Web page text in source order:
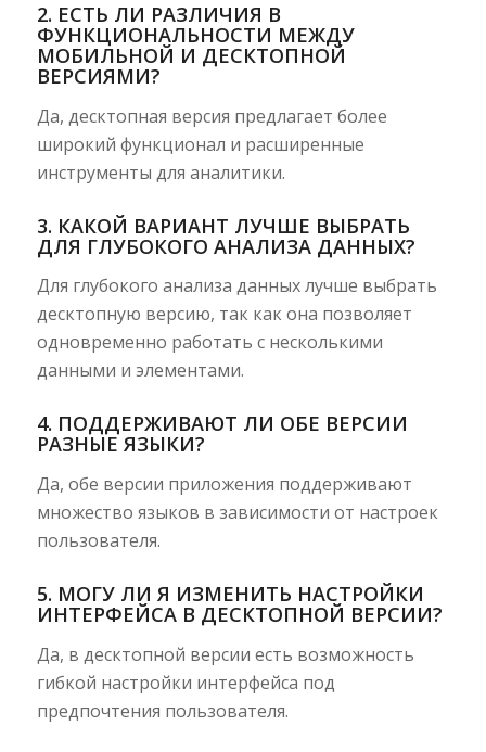
2. ЕСТЬ ЛИ РАЗЛИЧИЯ В
ФУНКЦИОНАЛЬНОСТИ МЕЖДУ
МОБИЛЬНОЙ И ДЕСКТОПНОЙ
ВЕРСИЯМИ?
Да, десктопная версия предлагает более
широкий функционал и расширенные
инструменты для аналитики.
3. КАКОЙ ВАРИАНТ ЛУЧШЕ ВЫБРАТЬ
ДЛЯ ГЛУБОКОГО АНАЛИЗА ДАННЫХ?
Для глубокого анализа данных лучше выбрать
десктопную версию, так как она позволяет
одновременно работать с несколькими
данными и элементами.
4. ПОДДЕРЖИВАЮТ ЛИ ОБЕ ВЕРСИИ
РАЗНЫЕ ЯЗЫКИ?
Да, обе версии приложения поддерживают
множество языков в зависимости от настроек
пользователя.
5. МОГУ ЛИ Я ИЗМЕНИТЬ НАСТРОЙКИ
ИНТЕРФЕЙСА В ДЕСКТОПНОЙ ВЕРСИИ?
Да, в десктопной версии есть возможность
гибкой настройки интерфейса под
предпочтения пользователя.